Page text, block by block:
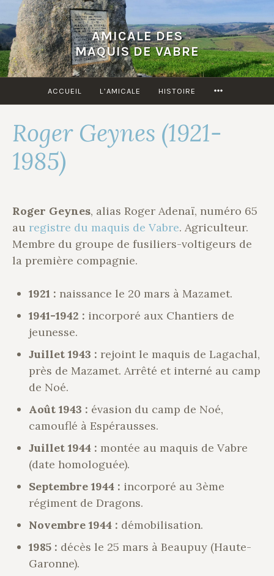
Accéder
au
contenu
principal
AMICALE DES
MAQUIS DE VABRE
ACCUEIL L’AMICALE HISTOIRE
Roger Geynes (1921-
1985)
Roger Geynes, alias Roger Adenaï, numéro 65
au registre du maquis de Vabre. Agriculteur.
Membre du groupe de fusiliers-voltigeurs de
la première compagnie.
1921 : naissance le 20 mars à Mazamet.
1941-1942 : incorporé aux Chantiers de
jeunesse.
Juillet 1943 : rejoint le maquis de Lagachal,
près de Mazamet. Arrêté et interné au camp
de Noé.
Août 1943 : évasion du camp de Noé,
camouflé à Espérausses.
Juillet 1944 : montée au maquis de Vabre
(date homologuée).
Septembre 1944 : incorporé au 3ème
régiment de Dragons.
Novembre 1944 : démobilisation.
1985 : décès le 25 mars à Beaupuy (Haute-
Garonne).